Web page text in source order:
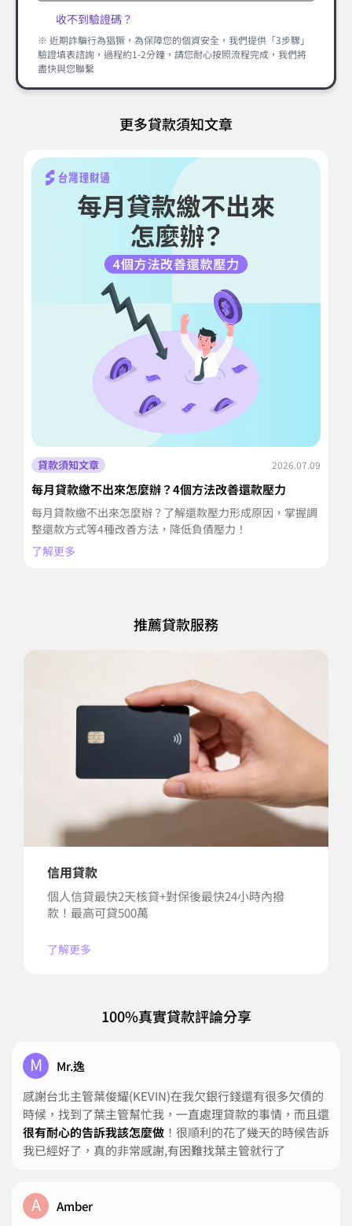
收不到驗證碼？
※ 近期詐騙行為猖獗，為保障您的個資安全，我們提供「3步驟」
驗證填表諮詢，過程約1-2分鐘，請您耐心按照流程完成，我們將
盡快與您聯繫
更多貸款須知文章
貸款須知文章 2026.07.09
每月貸款繳不出來怎麼辦？4個方法改善還款壓力
每月貸款繳不出來怎麼辦？了解還款壓力形成原因，掌握調
整還款方式等4種改善方法，降低負債壓力！
了解更多
推薦貸款服務
信用貸款
個人信貸最快2天核貸+對保後最快24小時內撥
款！最高可貸500萬
了解更多
100%真實貸款評論分享
M
Mr.逸
感謝台北主管葉俊耀(KEVIN)在我欠銀行錢還有很多欠債的
時候，找到了葉主管幫忙我，一直處理貸款的事情，而且還
很有耐心的告訴我該怎麼做 ！很順利的花了幾天的時候告訴
我已經好了，真的非常感謝,有困難找葉主管就行了
A
Amber